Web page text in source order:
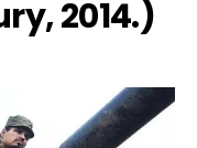
2014.)